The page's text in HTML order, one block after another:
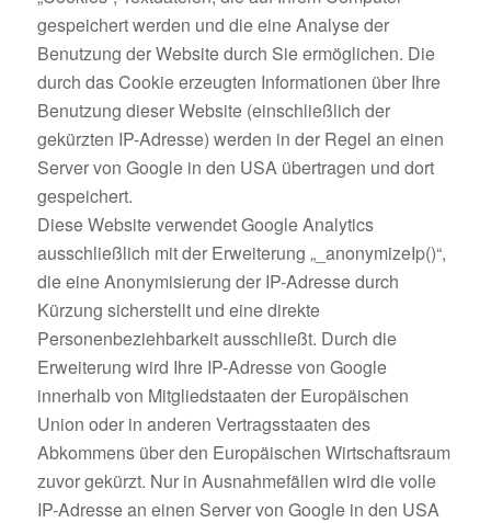
gespeichert werden und die eine Analyse der
Benutzung der Website durch Sie ermöglichen. Die
durch das Cookie erzeugten Informationen über Ihre
Benutzung dieser Website (einschließlich der
gekürzten IP-Adresse) werden in der Regel an einen
Server von Google in den USA übertragen und dort
gespeichert.
Diese Website verwendet Google Analytics
ausschließlich mit der Erweiterung „_anonymizeIp()“,
die eine Anonymisierung der IP-Adresse durch
Kürzung sicherstellt und eine direkte
Personenbeziehbarkeit ausschließt. Durch die
Erweiterung wird Ihre IP-Adresse von Google
innerhalb von Mitgliedstaaten der Europäischen
Union oder in anderen Vertragsstaaten des
Abkommens über den Europäischen Wirtschaftsraum
zuvor gekürzt. Nur in Ausnahmefällen wird die volle
IP-Adresse an einen Server von Google in den USA